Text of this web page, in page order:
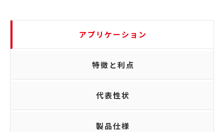
アプリケーション
特徴と利点
代表性状
製品仕様